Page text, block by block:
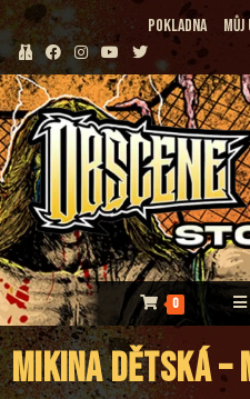
Přejít
obsahu
Pokladna
0
Mikina dětská –